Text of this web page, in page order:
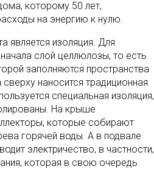
которому 50 лет,
на энергию к нулю.
является изоляция. Для
слой целлюлозы, то есть
заполняются пространства
наносится традиционная
специальная изоляция,
На крыше
которые собирают
горячей воды. А в подвале
электричество, в частности,
которая в свою очередь